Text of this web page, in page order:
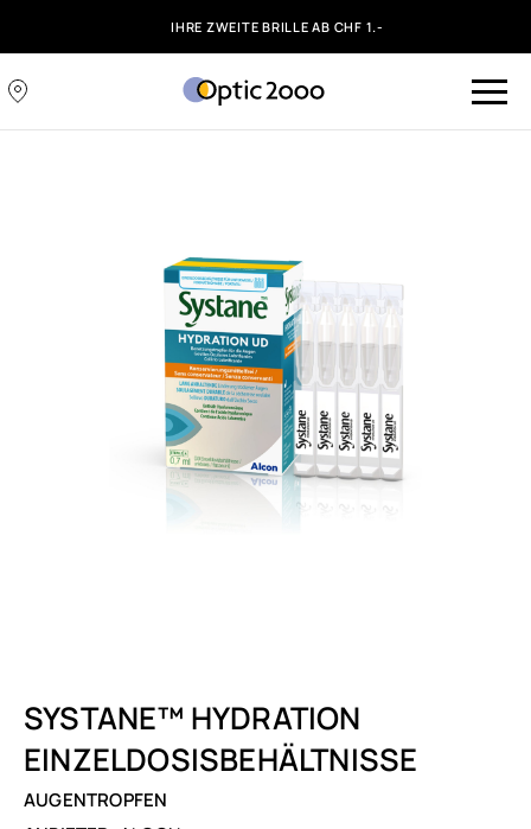
IHRE ZWEITE BRILLE AB CHF 1.-
SYSTANE™ HYDRATION
EINZELDOSISBEHÄLTNISSE
AUGENTROPFEN